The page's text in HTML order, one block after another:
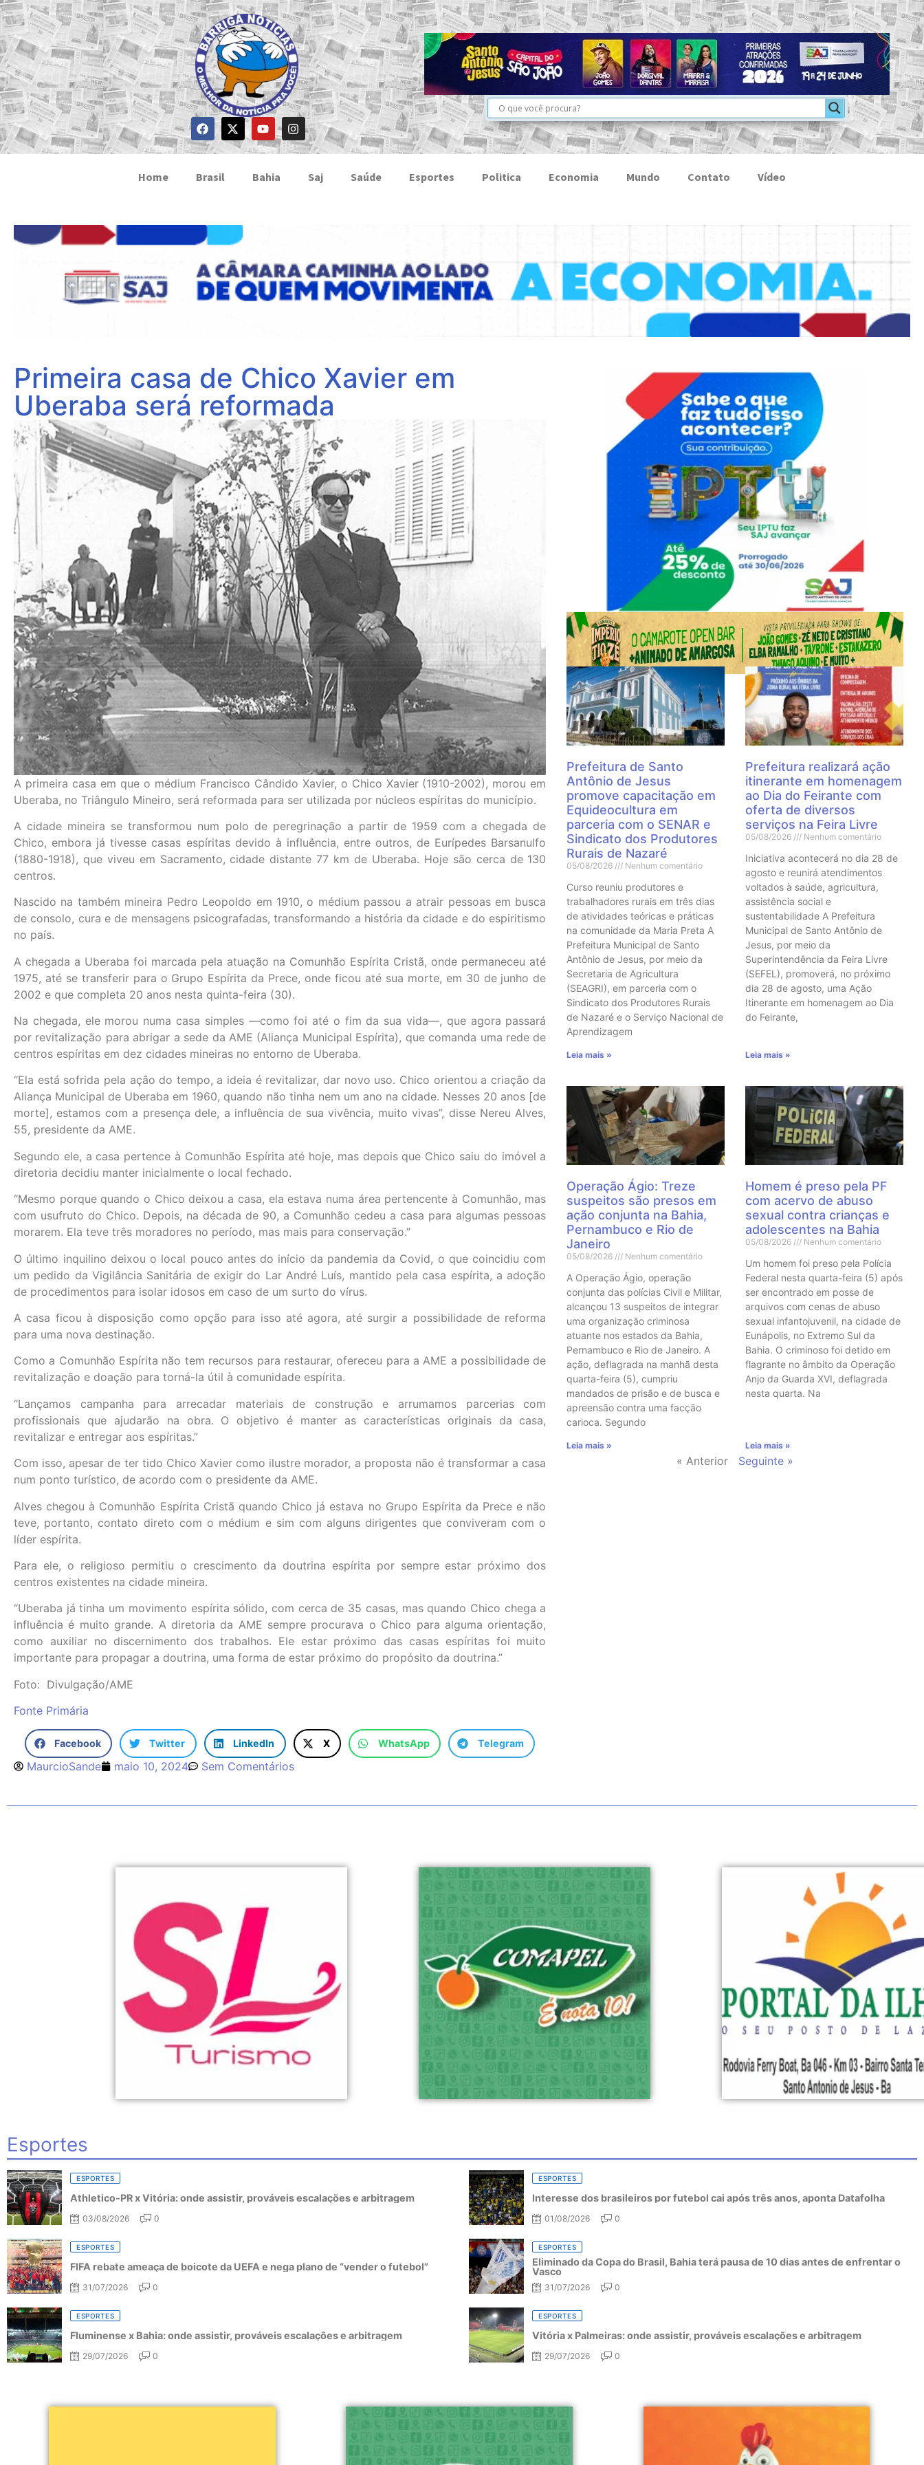
Home Brasil Bahia Saj Saúde Esportes Politica Economia Mundo Contato Vídeo
Primeira casa de Chico Xavier em
Uberaba será reformada
A primeira casa em que o médium Francisco Cândido Xavier, o Chico Xavier (1910-2002), morou em
Uberaba, no Triângulo Mineiro, será reformada para ser utilizada por núcleos espíritas do município.
A cidade mineira se transformou num polo de peregrinação a partir de 1959 com a chegada de
Chico, embora já tivesse casas espíritas devido à influência, entre outros, de Eurípedes Barsanulfo
(1880-1918), que viveu em Sacramento, cidade distante 77 km de Uberaba. Hoje são cerca de 130
centros.
Nascido na também mineira Pedro Leopoldo em 1910, o médium passou a atrair pessoas em busca
de consolo, cura e de mensagens psicografadas, transformando a história da cidade e do espiritismo
no país.
A chegada a Uberaba foi marcada pela atuação na Comunhão Espírita Cristã, onde permaneceu até
1975, até se transferir para o Grupo Espírita da Prece, onde ficou até sua morte, em 30 de junho de
2002 e que completa 20 anos nesta quinta-feira (30).
Na chegada, ele morou numa casa simples —como foi até o fim da sua vida—, que agora passará
por revitalização para abrigar a sede da AME (Aliança Municipal Espírita), que comanda uma rede de
centros espíritas em dez cidades mineiras no entorno de Uberaba.
“Ela está sofrida pela ação do tempo, a ideia é revitalizar, dar novo uso. Chico orientou a criação da
Aliança Municipal de Uberaba em 1960, quando não tinha nem um ano na cidade. Nesses 20 anos [de
morte], estamos com a presença dele, a influência de sua vivência, muito vivas”, disse Nereu Alves,
55, presidente da AME.
Segundo ele, a casa pertence à Comunhão Espírita até hoje, mas depois que Chico saiu do imóvel a
diretoria decidiu manter inicialmente o local fechado.
“Mesmo porque quando o Chico deixou a casa, ela estava numa área pertencente à Comunhão, mas
com usufruto do Chico. Depois, na década de 90, a Comunhão cedeu a casa para algumas pessoas
morarem. Ela teve três moradores no período, mas mais para conservação.”
O último inquilino deixou o local pouco antes do início da pandemia da Covid, o que coincidiu com
um pedido da Vigilância Sanitária de exigir do Lar André Luís, mantido pela casa espírita, a adoção
de procedimentos para isolar idosos em caso de um surto do vírus.
A casa ficou à disposição como opção para isso até agora, até surgir a possibilidade de reforma
para uma nova destinação.
Como a Comunhão Espírita não tem recursos para restaurar, ofereceu para a AME a possibilidade de
revitalização e doação para torná-la útil à comunidade espírita.
“Lançamos campanha para arrecadar materiais de construção e arrumamos parcerias com
profissionais que ajudarão na obra. O objetivo é manter as características originais da casa,
revitalizar e entregar aos espíritas.”
Com isso, apesar de ter tido Chico Xavier como ilustre morador, a proposta não é transformar a casa
num ponto turístico, de acordo com o presidente da AME.
Alves chegou à Comunhão Espírita Cristã quando Chico já estava no Grupo Espírita da Prece e não
teve, portanto, contato direto com o médium e sim com alguns dirigentes que conviveram com o
líder espírita.
Para ele, o religioso permitiu o crescimento da doutrina espírita por sempre estar próximo dos
centros existentes na cidade mineira.
“Uberaba já tinha um movimento espírita sólido, com cerca de 35 casas, mas quando Chico chega a
influência é muito grande. A diretoria da AME sempre procurava o Chico para alguma orientação,
como auxiliar no discernimento dos trabalhos. Ele estar próximo das casas espíritas foi muito
importante para propagar a doutrina, uma forma de estar próximo do propósito da doutrina.”
Foto: Divulgação/AME
Fonte Primária
Facebook Twitter LinkedIn X WhatsApp Telegram
MaurcioSande maio 10, 2024 Sem Comentários
Mais Notícias
Prefeitura de Santo
Antônio de Jesus
promove capacitação em
Equideocultura em
parceria com o SENAR e
Sindicato dos Produtores
Rurais de Nazaré
05/08/2026 Nenhum comentário
Curso reuniu produtores e
trabalhadores rurais em três dias
de atividades teóricas e práticas
na comunidade da Maria Preta A
Prefeitura Municipal de Santo
Antônio de Jesus, por meio da
Secretaria de Agricultura
(SEAGRI), em parceria com o
Sindicato dos Produtores Rurais
de Nazaré e o Serviço Nacional de
Aprendizagem
Leia mais »
Prefeitura realizará ação
itinerante em homenagem
ao Dia do Feirante com
oferta de diversos
serviços na Feira Livre
05/08/2026 Nenhum comentário
Iniciativa acontecerá no dia 28 de
agosto e reunirá atendimentos
voltados à saúde, agricultura,
assistência social e
sustentabilidade A Prefeitura
Municipal de Santo Antônio de
Jesus, por meio da
Superintendência da Feira Livre
(SEFEL), promoverá, no próximo
dia 28 de agosto, uma Ação
Itinerante em homenagem ao Dia
do Feirante,
Leia mais »
Operação Ágio: Treze
suspeitos são presos em
ação conjunta na Bahia,
Pernambuco e Rio de
Janeiro
05/08/2026 Nenhum comentário
A Operação Ágio, operação
conjunta das polícias Civil e Militar,
alcançou 13 suspeitos de integrar
uma organização criminosa
atuante nos estados da Bahia,
Pernambuco e Rio de Janeiro. A
ação, deflagrada na manhã desta
quarta-feira (5), cumpriu
mandados de prisão e de busca e
apreensão contra uma facção
carioca. Segundo
Leia mais »
Homem é preso pela PF
com acervo de abuso
sexual contra crianças e
adolescentes na Bahia
05/08/2026 Nenhum comentário
Um homem foi preso pela Polícia
Federal nesta quarta-feira (5) após
ser encontrado em posse de
arquivos com cenas de abuso
sexual infantojuvenil, na cidade de
Eunápolis, no Extremo Sul da
Bahia. O criminoso foi detido em
flagrante no âmbito da Operação
Anjo da Guarda XVI, deflagrada
nesta quarta. Na
Leia mais »
« Anterior Seguinte »
Esportes
ESPORTES
Athletico-PR x Vitória: onde assistir, prováveis escalações e arbitragem
03/08/2026 0
ESPORTES
Interesse dos brasileiros por futebol cai após três anos, aponta Datafolha
01/08/2026 0
ESPORTES
FIFA rebate ameaça de boicote da UEFA e nega plano de “vender o futebol”
31/07/2026 0
ESPORTES
Eliminado da Copa do Brasil, Bahia terá pausa de 10 dias antes de enfrentar o
Vasco
31/07/2026 0
ESPORTES
Fluminense x Bahia: onde assistir, prováveis escalações e arbitragem
29/07/2026 0
ESPORTES
Vitória x Palmeiras: onde assistir, prováveis escalações e arbitragem
29/07/2026 0